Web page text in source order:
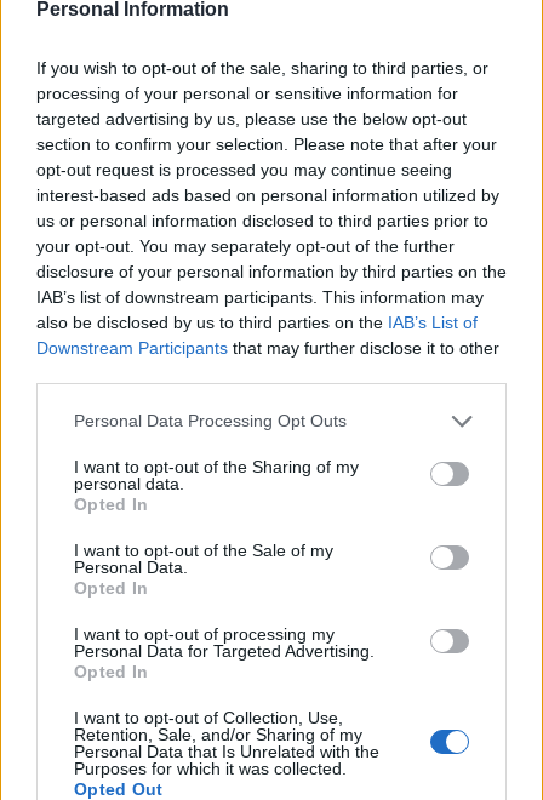
Personal Information
If you wish to opt-out of the sale, sharing to third parties, or
processing of your personal or sensitive information for
targeted advertising by us, please use the below opt-out
section to confirm your selection. Please note that after your
opt-out request is processed you may continue seeing
interest-based ads based on personal information utilized by
us or personal information disclosed to third parties prior to
your opt-out. You may separately opt-out of the further
disclosure of your personal information by third parties on the
IAB’s list of downstream participants. This information may
also be disclosed by us to third parties on the IAB’s List of
Downstream Participants that may further disclose it to other
Personal Data Processing Opt Outs
I want to opt-out of the Sharing of my
personal data.
Opted In
I want to opt-out of the Sale of my
Personal Data.
Opted In
I want to opt-out of processing my
Personal Data for Targeted Advertising.
Opted In
I want to opt-out of Collection, Use,
Retention, Sale, and/or Sharing of my
Personal Data that Is Unrelated with the
Purposes for which it was collected.
Opted Out
Calendario Lunar
Calendario de Días Internacionales de
2027
Calculadoras
Calcula la diferencia entre fechas
Sumar o restar días o semanas a una
fecha
Calcular días hábiles
¿Cuántos días he vivido?
¿Quién cumple años hoy?
Calculadora de Calorías
Calculadora de índice de masa corporal
Todas las calculadoras
Entra en nuestro canal de Telegram
Días Más Buscados